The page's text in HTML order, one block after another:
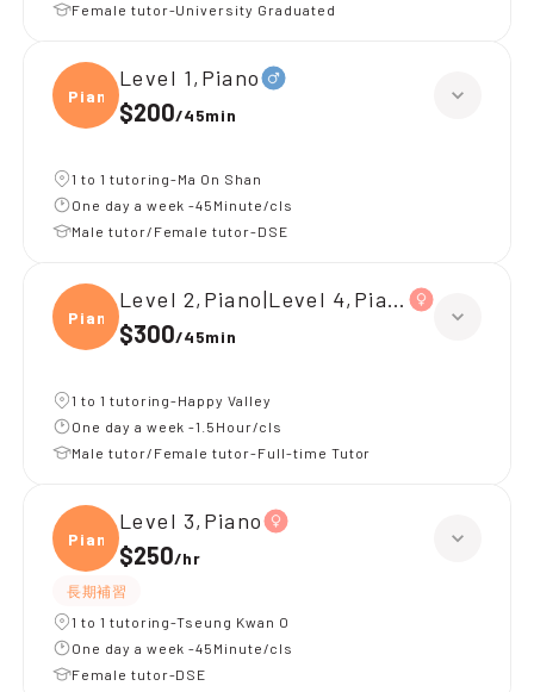
Female tutor-University Graduated
Piano
Level 1,Piano
$200/45min
1 to 1 tutoring-Ma On Shan
One day a week -45Minute/cls
Male tutor/Female tutor-DSE
Piano
Level 2,Piano|Level 4,Piano
$300/45min
1 to 1 tutoring-Happy Valley
One day a week -1.5Hour/cls
Male tutor/Female tutor-Full-time Tutor
Piano
Level 3,Piano
$250/hr
長期補習
1 to 1 tutoring-Tseung Kwan O
One day a week -45Minute/cls
Female tutor-DSE